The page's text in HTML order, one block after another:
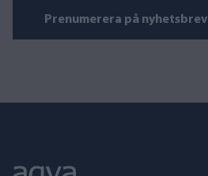
Prenumerera på nyhetsbrev